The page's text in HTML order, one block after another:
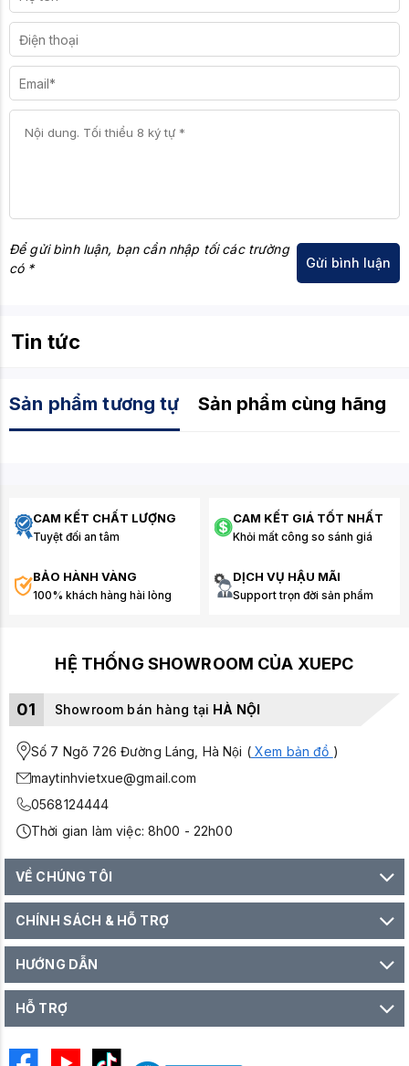
Để gửi bình luận, bạn cần nhập tối các trường
có *
Tin tức
Sản phẩm tương tự Sản phẩm cùng hãng
CAM KẾT CHẤT LƯỢNG
Tuyệt đối an tâm
CAM KẾT GIÁ TỐT NHẤT
Khỏi mất công so sánh giá
BẢO HÀNH VÀNG
100% khách hàng hài lòng
DỊCH VỤ HẬU MÃI
Support trọn đời sản phẩm
HỆ THỐNG SHOWROOM CỦA XUEPC
01 Showroom bán hàng tại HÀ NỘI
Số 7 Ngõ 726 Đường Láng, Hà Nội (Xem bản đồ )
maytinhvietxue@gmail.com
0568124444
Thời gian làm việc: 8h00 - 22h00
VỀ CHÚNG TÔI
CHÍNH SÁCH & HỖ TRỢ
HƯỚNG DẪN
HỖ TRỢ